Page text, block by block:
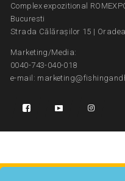
Complex expozitional
Bucuresti
Strada Călărașilor 15 |
Marketing/Media:
0040-743-040-018
e-mail: